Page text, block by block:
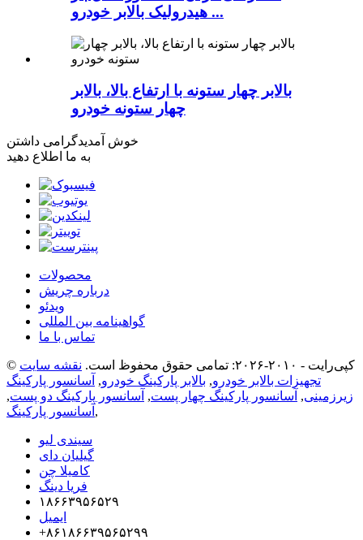
هیدرولیک بالابر خودرو ...
بالابر چهار ستونه با ارتفاع بالا، بالابر
چهار ستونه خودرو
خوش آمدیدگرامی داشتن
به ما اطلاع دهید
محصولات
درباره چریش
ویدئو
گواهینامه بین المللی
تماس با ما
© کپی‌رایت - ۲۰۱۰-۲۰۲۶: تمامی حقوق محفوظ است.
نقشه سایت
تجهیزات بالابر خودرو, بالابر پارکینگ خودرو, آسانسور پارکینگ
زیرزمینی, آسانسور پارکینگ چهار پست, آسانسور پارکینگ دو پست,
آسانسور پارکینگ ,
سیندی لیو
گیلیان دای
کامیلا چن
فریا دینگ
۱۸۶۶۳۹۵۶۵۲۹
ایمیل
‎+۸۶۱۸۶۶۳۹۵۶۵۲۹۹‎